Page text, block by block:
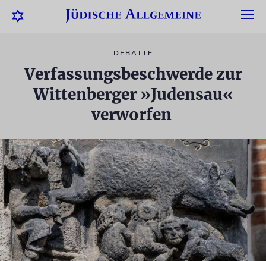
DEBATTE
Verfassungsbeschwerde zur
Wittenberger »Judensau«
verworfen